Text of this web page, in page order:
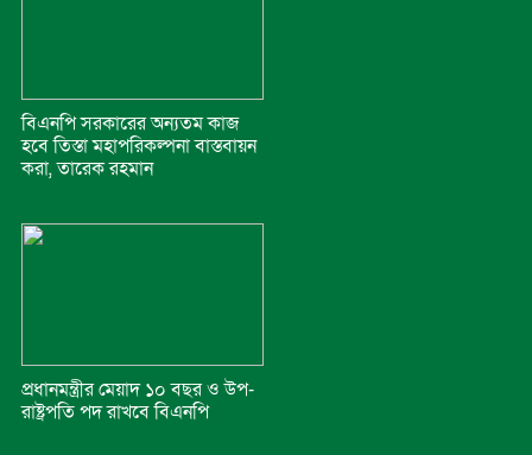
বিএনপি সরকারের অন্যতম কাজ
হবে তিস্তা মহাপরিকল্পনা বাস্তবায়ন
করা, তারেক রহমান
প্রধানমন্ত্রীর মেয়াদ ১০ বছর ও উপ-
রাষ্ট্রপতি পদ রাখবে বিএনপি